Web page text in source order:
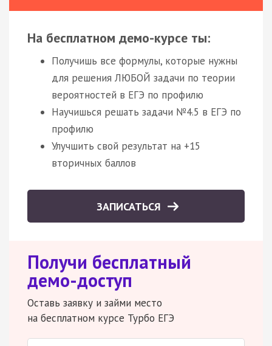
На бесплатном демо-курсе ты:
Получишь все формулы, которые нужны
для решения ЛЮБОЙ задачи по теории
вероятностей в ЕГЭ по профилю
Научишься решать задачи №4.5 в ЕГЭ по
профилю
Улучшить свой результат на +15
вторичных баллов
ЗАПИСАТЬСЯ
Получи бесплатный
демо-доступ
Оставь заявку и займи место
на бесплатном курсе Турбо ЕГЭ